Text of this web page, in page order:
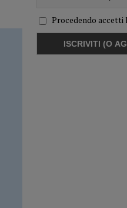
Procedendo accetti